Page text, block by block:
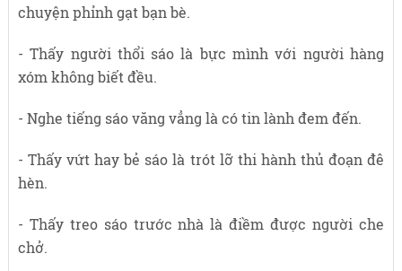
chuyện phỉnh gạt bạn bè.
- Thấy người thổi sáo là bực mình với người hàng
xóm không biết đều.
- Nghe tiếng sáo văng vẳng là có tin lành đem đến.
- Thấy vứt hay bẻ sáo là trót lỡ thi hành thủ đoạn đê
hèn.
- Thấy treo sáo trước nhà là điềm được người che
chở.